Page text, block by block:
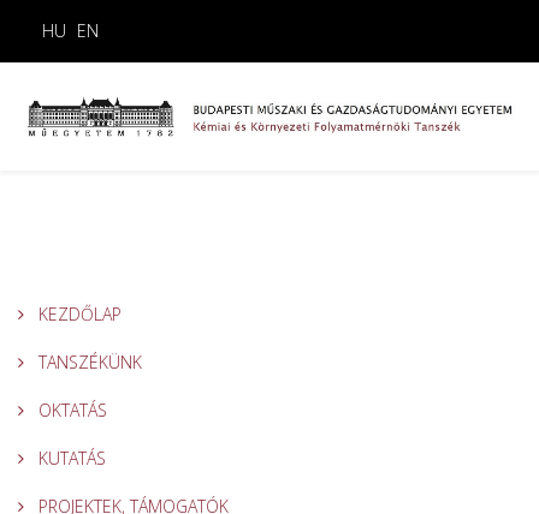
HU EN
KEZDŐLAP
TANSZÉKÜNK
OKTATÁS
KUTATÁS
PROJEKTEK, TÁMOGATÓK